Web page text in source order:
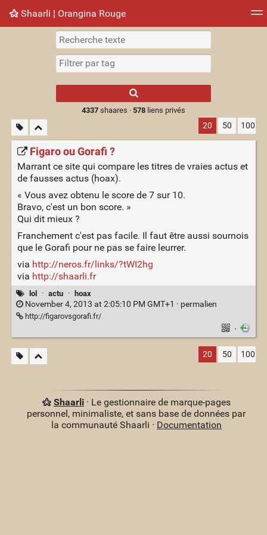
Shaarli ¦ Orangina Rouge
Nuage de tags Mur d'images
results.
4337shaares · 578liens privés
20 50 100
Figaro ou Gorafi ?
Marrant ce site qui compare les titres de vraies actus et
de fausses actus (hoax).
« Vous avez obtenu le score de 7 sur 10.
Bravo, c'est un bon score. »
Qui dit mieux ?
Franchement c'est pas facile. Il faut être aussi sournois
que le Gorafi pour ne pas se faire leurrer.
via http://neros.fr/links/?tWI2hg
via http://shaarli.fr
lol · actu · hoax
November 4, 2013 at 2:05:10 PM GMT+1 · permalien
http://figarovsgorafi.fr/
·
20 50 100
Shaarli· Le gestionnaire de marque-pages
personnel, minimaliste, et sans base de données par
la communauté Shaarli · Documentation